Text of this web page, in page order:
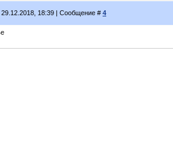
29.12.2018, 18:39 | Сообщение # 4